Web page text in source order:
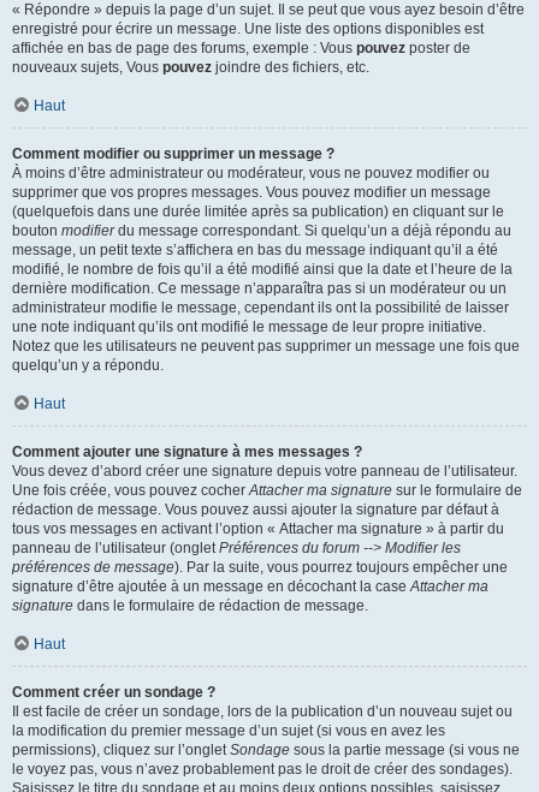
« Répondre » depuis la page d’un sujet. Il se peut que vous ayez besoin d’être
enregistré pour écrire un message. Une liste des options disponibles est
affichée en bas de page des forums, exemple : Vous pouvez poster de
nouveaux sujets, Vous pouvez joindre des fichiers, etc.
Haut
Comment modifier ou supprimer un message ?
À moins d’être administrateur ou modérateur, vous ne pouvez modifier ou
supprimer que vos propres messages. Vous pouvez modifier un message
(quelquefois dans une durée limitée après sa publication) en cliquant sur le
bouton modifierdu message correspondant. Si quelqu’un a déjà répondu au
message, un petit texte s’affichera en bas du message indiquant qu’il a été
modifié, le nombre de fois qu’il a été modifié ainsi que la date et l’heure de la
dernière modification. Ce message n’apparaîtra pas si un modérateur ou un
administrateur modifie le message, cependant ils ont la possibilité de laisser
une note indiquant qu’ils ont modifié le message de leur propre initiative.
Notez que les utilisateurs ne peuvent pas supprimer un message une fois que
quelqu’un y a répondu.
Haut
Comment ajouter une signature à mes messages ?
Vous devez d’abord créer une signature depuis votre panneau de l’utilisateur.
Une fois créée, vous pouvez cocherAttacher ma signature sur le formulaire de
rédaction de message. Vous pouvez aussi ajouter la signature par défaut à
tous vos messages en activant l’option « Attacher ma signature » à partir du
panneau de l’utilisateur (ongletPréférences du forum --> Modifier les
préférences de message). Par la suite, vous pourrez toujours empêcher une
signature d’être ajoutée à un message en décochant la caseAttacher ma
signature dans le formulaire de rédaction de message.
Haut
Comment créer un sondage ?
Il est facile de créer un sondage, lors de la publication d’un nouveau sujet ou
la modification du premier message d’un sujet (si vous en avez les
permissions), cliquez sur l’ongletSondage sous la partie message (si vous ne
le voyez pas, vous n’avez probablement pas le droit de créer des sondages).
Saisissez le titre du sondage et au moins deux options possibles, saisissez